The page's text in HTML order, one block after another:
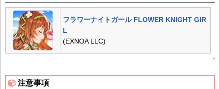
フラワーナイトガール FLOWER KNIGHT GIR
L
(EXNOA LLC)
↑
注意事項